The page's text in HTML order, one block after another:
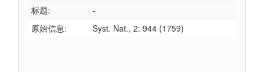
标题:
-
原始信息:
Syst. Nat., 2: 944 (1759)